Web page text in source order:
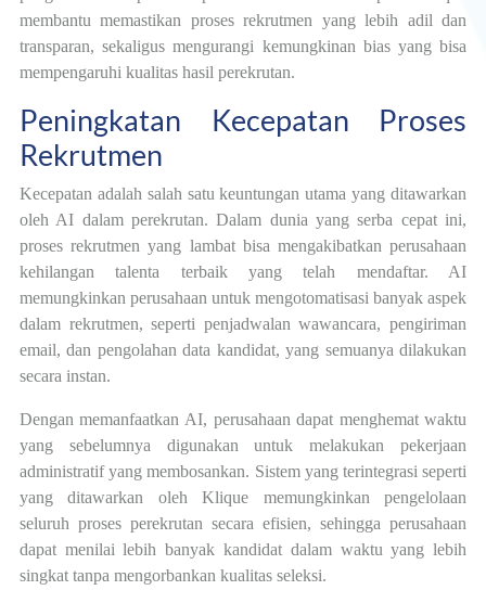
membantu memastikan proses rekrutmen yang lebih adil dan
transparan, sekaligus mengurangi kemungkinan bias yang bisa
mempengaruhi kualitas hasil perekrutan.
Peningkatan Kecepatan Proses
Rekrutmen
Kecepatan adalah salah satu keuntungan utama yang ditawarkan
oleh AI dalam perekrutan. Dalam dunia yang serba cepat ini,
proses rekrutmen yang lambat bisa mengakibatkan perusahaan
kehilangan talenta terbaik yang telah mendaftar. AI
memungkinkan perusahaan untuk mengotomatisasi banyak aspek
dalam rekrutmen, seperti penjadwalan wawancara, pengiriman
email, dan pengolahan data kandidat, yang semuanya dilakukan
secara instan.
Dengan memanfaatkan AI, perusahaan dapat menghemat waktu
yang sebelumnya digunakan untuk melakukan pekerjaan
administratif yang membosankan. Sistem yang terintegrasi seperti
yang ditawarkan oleh Klique memungkinkan pengelolaan
seluruh proses perekrutan secara efisien, sehingga perusahaan
dapat menilai lebih banyak kandidat dalam waktu yang lebih
singkat tanpa mengorbankan kualitas seleksi.